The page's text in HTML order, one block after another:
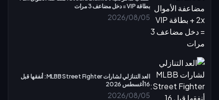
بطاقة VIP = دخل مضاعف 3 مرات
2026/08/05
العد التنازلي لشارات MLBB Street Fighter: أنفقها قبل
16 أغسطس 2026
2026/08/05